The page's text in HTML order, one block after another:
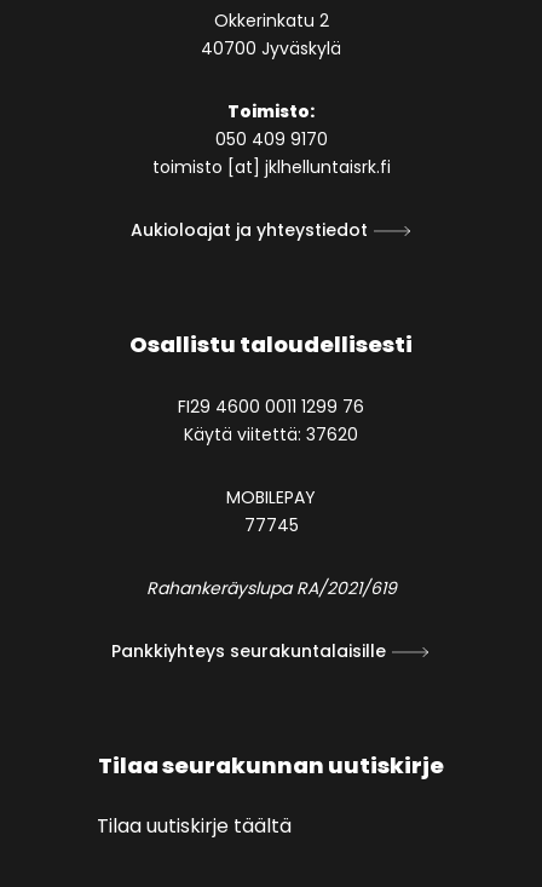
Okkerinkatu 2
40700 Jyväskylä
Toimisto:
050 409 9170
toimisto [at] jklhelluntaisrk.fi
Aukioloajat ja yhteystiedot
Osallistu taloudellisesti
FI29 4600 0011 1299 76
Käytä viitettä: 37620
MOBILEPAY
77745
Rahankeräyslupa RA/2021/619
Pankkiyhteys seurakuntalaisille
Tilaa seurakunnan uutiskirje
Tilaa uutiskirje täältä